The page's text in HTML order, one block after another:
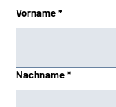
Vorname *
Nachname *